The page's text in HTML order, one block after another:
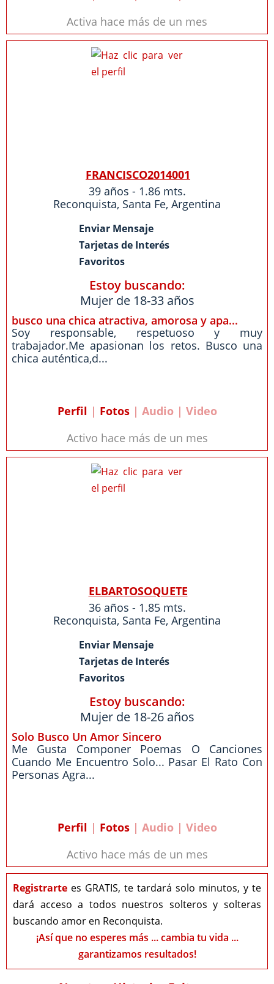
Activa hace más de un mes
FRANCISCO2014001
39 años - 1.86 mts.
Reconquista, Santa Fe, Argentina
Enviar Mensaje
Tarjetas de Interés
Favoritos
Estoy buscando:
Mujer de 18-33 años
busco una chica atractiva, amorosa y apa...
Soy responsable, respetuoso y muy
trabajador.Me apasionan los retos. Busco una
chica auténtica,d...
Perfil | Fotos| Audio | Video
Activo hace más de un mes
ELBARTOSOQUETE
36 años - 1.85 mts.
Reconquista, Santa Fe, Argentina
Enviar Mensaje
Tarjetas de Interés
Favoritos
Estoy buscando:
Mujer de 18-26 años
Solo Busco Un Amor Sincero
Me Gusta Componer Poemas O Canciones
Cuando Me Encuentro Solo... Pasar El Rato Con
Personas Agra...
Perfil | Fotos| Audio | Video
Activo hace más de un mes
Registrarte es GRATIS, te tardará solo minutos, y te
dará acceso a todos nuestros solteros y solteras
buscando amor en Reconquista.
¡Así que no esperes más ... cambia tu vida ...
garantizamos resultados!